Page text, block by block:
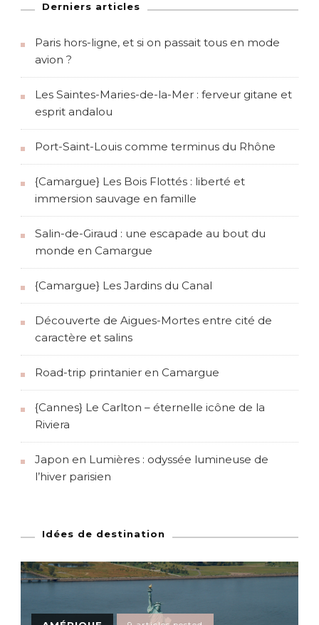
Derniers articles
Paris hors-ligne, et si on passait tous en mode
avion ?
Les Saintes-Maries-de-la-Mer : ferveur gitane et
esprit andalou
Port-Saint-Louis comme terminus du Rhône
{Camargue} Les Bois Flottés : liberté et
immersion sauvage en famille
Salin-de-Giraud : une escapade au bout du
monde en Camargue
{Camargue} Les Jardins du Canal
Découverte de Aigues-Mortes entre cité de
caractère et salins
Road-trip printanier en Camargue
{Cannes} Le Carlton – éternelle icône de la
Riviera
Japon en Lumières : odyssée lumineuse de
l’hiver parisien
Idées de destination